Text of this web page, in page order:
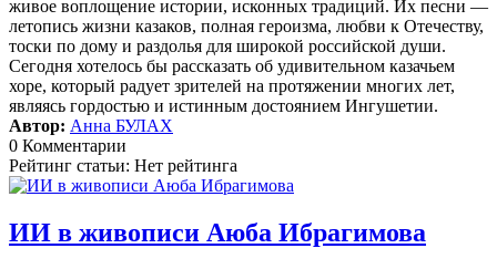
живое воплощение истории, исконных традиций. Их песни —
летопись жизни казаков, полная героизма, любви к Отечеству,
тоски по дому и раздолья для широкой российской души.
Сегодня хотелось бы рассказать об удивительном казачьем
хоре, который радует зрителей на протяжении многих лет,
являясь гордостью и истинным достоянием Ингушетии.
Автор: Анна БУЛАХ
0 Комментарии
Рейтинг статьи: Нет рейтинга
ИИ в живописи Аюба Ибрагимова